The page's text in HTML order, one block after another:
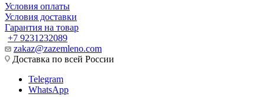
Условия оплаты
Условия доставки
Гарантия на товар
+7 9231232089
zakaz@zazemleno.com
Доставка по всей России
Telegram
WhatsApp